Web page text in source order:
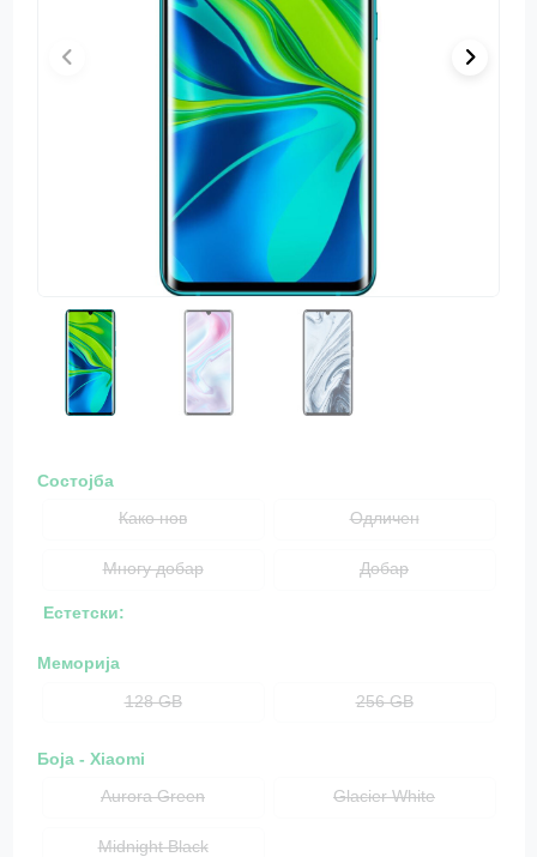
Состојба
Како нов
Одличен
Многу добар Добар
Естетски:
Меморија
128 GB
256 GB
Боја - Xiaomi
Aurora Green
Glacier White
Midnight Black